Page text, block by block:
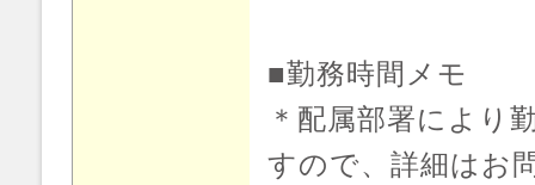
■勤務時間メモ
＊配属部署により
すので、詳細はお